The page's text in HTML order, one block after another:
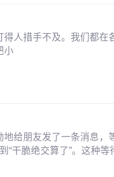
人措手不及。我们都在
小
给朋友发了一条消息，
“干脆绝交算了”。这种